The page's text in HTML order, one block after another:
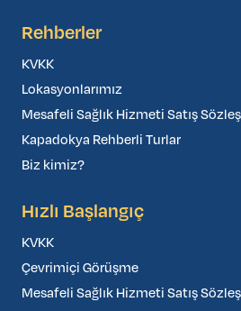
Rehberler
KVKK
Lokasyonlarımız
Mesafeli Sağlık Hizmeti Satış
Kapadokya Rehberli Turlar
Biz kimiz?
Hızlı Başlangıç
KVKK
Çevrimiçi Görüşme
Mesafeli Sağlık Hizmeti Satış